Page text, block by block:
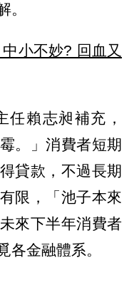
。
小不妙? 回血又
任賴志昶補充，
。」消費者短期
貸款，不過長期
限，「池子本來
來下半年消費者
各金融體系。